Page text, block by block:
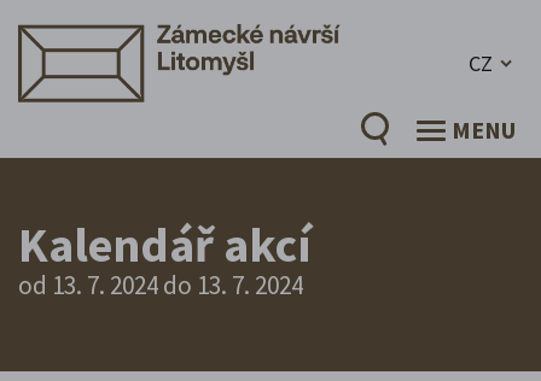
CZ
MENU
Kalendář akcí
od 13. 7. 2024 do 13. 7. 2024